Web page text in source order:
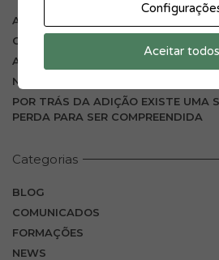
A RAIVA QUE CONSTROÍ FRONTEIRAS
O CASACO ESQUECIDO
A CADEIRA VAZIA
NUNCA CONFIES EM QUEM TE
POR TRÁS DA ADIÇÃO EXISTE UMA
PERDA PARA SER COMPREENDIDA
Categorias
BLOG
COMUNICADOS
FORMAÇÕES
NEWS
Aceitar todos